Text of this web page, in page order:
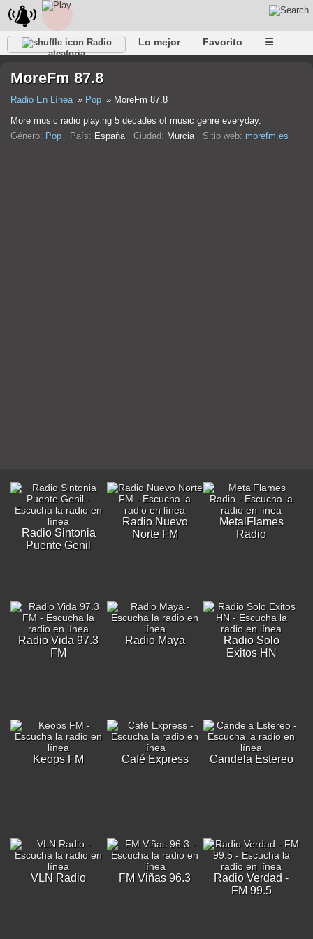
Radio
aleatoria
Lo mejor Favorito ☰
MoreFm 87.8
Radio En Línea Pop
MoreFm 87.8
More music radio playing 5 decades of music genre everyday.
Género: Pop País: España Ciudad: Murcia Sitio web: morefm.es
Radio Sintonia
Puente Genil
Radio Nuevo
Norte FM
MetalFlames
Radio
Radio Vida 97.3
FM
Radio Maya
Radio Solo
Exitos HN
Keops FM Café Express Candela Estereo
VLN Radio FM Viñas 96.3
Radio Verdad -
FM 99.5